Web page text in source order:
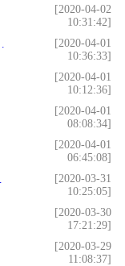
[2020-04-02
10:31:42]
[2020-04-01
10:36:33]
[2020-04-01
10:12:36]
[2020-04-01
08:08:34]
[2020-04-01
06:45:08]
[2020-03-31
10:25:05]
[2020-03-30
17:21:29]
[2020-03-29
11:08:37]